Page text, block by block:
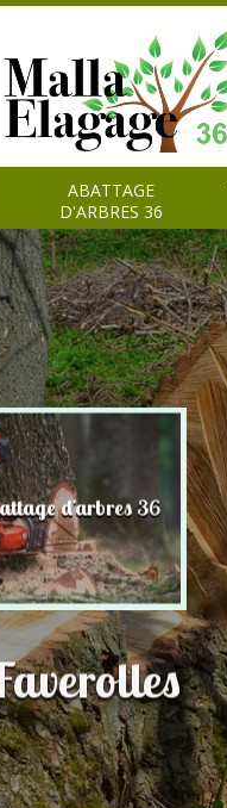
ABATTAGE
D'ARBRES 36
d'arbres 36